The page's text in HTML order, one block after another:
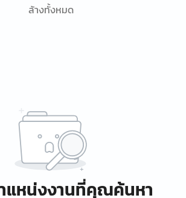
ล้างทั้งหมด
แหน่งงานที่คุณค้นหา